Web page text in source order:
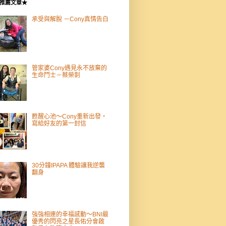
薦文章★
承受與解脫 －Cony真情告白
管家婆Cony遇見永不放棄的
生命鬥士－蔡榮釗
甦醒心池～Cony重新出發，
寫給好友的第一封信
30分鐘IPAPA 體驗讓我逆襲
翻身
強強相連的幸福感動～BNI最
優秀的閃亮之星長佑分會啟